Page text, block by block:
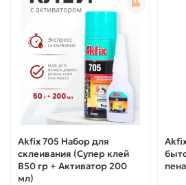
Akfix 705 Набор для
склеивания (Супер клей
В50 гр + Активатор 200
мл)